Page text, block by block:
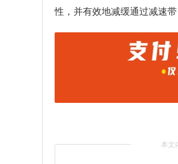
性，并有效地减缓通过减速
本文